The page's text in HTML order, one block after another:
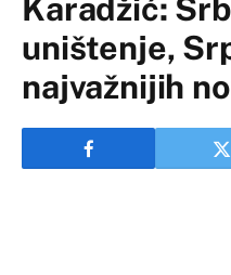
Karadžić:
uništenje,
najvažnijih